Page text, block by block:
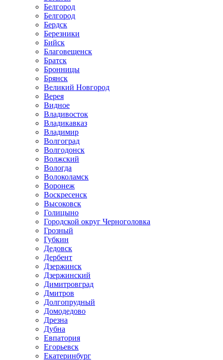
Белгород
Белгород
Бердск
Березники
Бийск
Благовещенск
Братск
Бронницы
Брянск
Великий Новгород
Верея
Видное
Владивосток
Владикавказ
Владимир
Волгоград
Волгодонск
Волжский
Вологда
Волоколамск
Воронеж
Воскресенск
Высоковск
Голицыно
Городской округ Черноголовка
Грозный
Губкин
Дедовск
Дербент
Дзержинск
Дзержинский
Димитровград
Дмитров
Долгопрудный
Домодедово
Дрезна
Дубна
Евпатория
Егорьевск
Екатеринбург